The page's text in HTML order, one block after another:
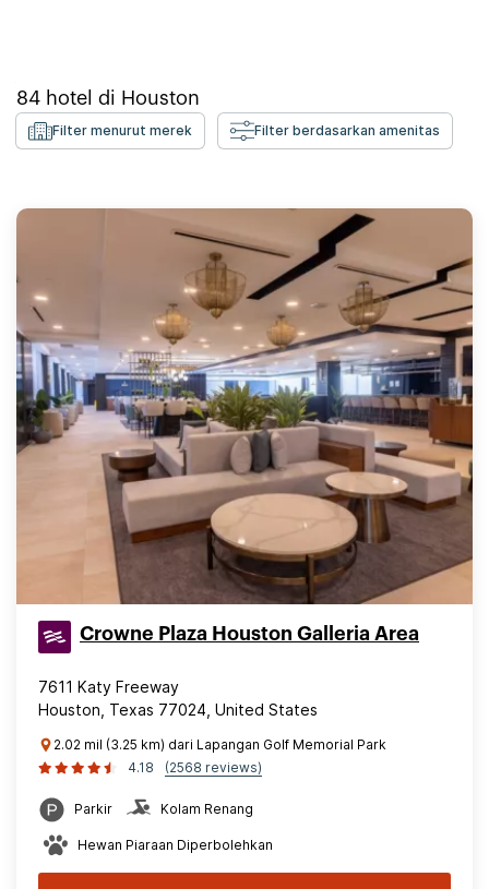
84 hotel di Houston
Filter menurut merek Filter berdasarkan amenitas
Crowne Plaza Houston Galleria Area
7611 Katy Freeway
Houston, Texas 77024, United States
2.02 mil (3.25 km) dari Lapangan Golf Memorial Park
4.18
(2568 reviews)
Parkir Kolam Renang
Hewan Piaraan Diperbolehkan